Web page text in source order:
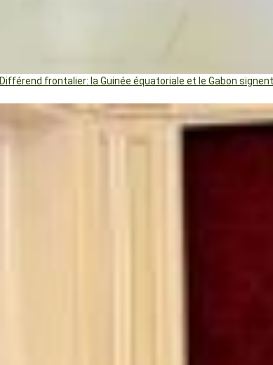
Différend frontalier: la Guinée équatoriale et le Gabon